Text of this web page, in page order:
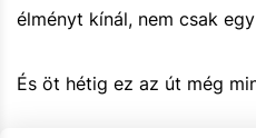
élményt kínál, nem csak
És öt hétig ez az út még